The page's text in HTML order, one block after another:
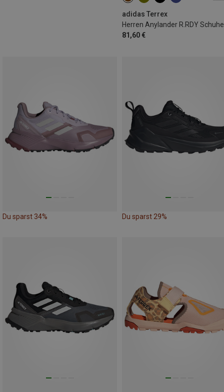
adidas Terrex
Herren Anylander R.RDY Schuhe
81,60 €
Du sparst 34% Du sparst 29%